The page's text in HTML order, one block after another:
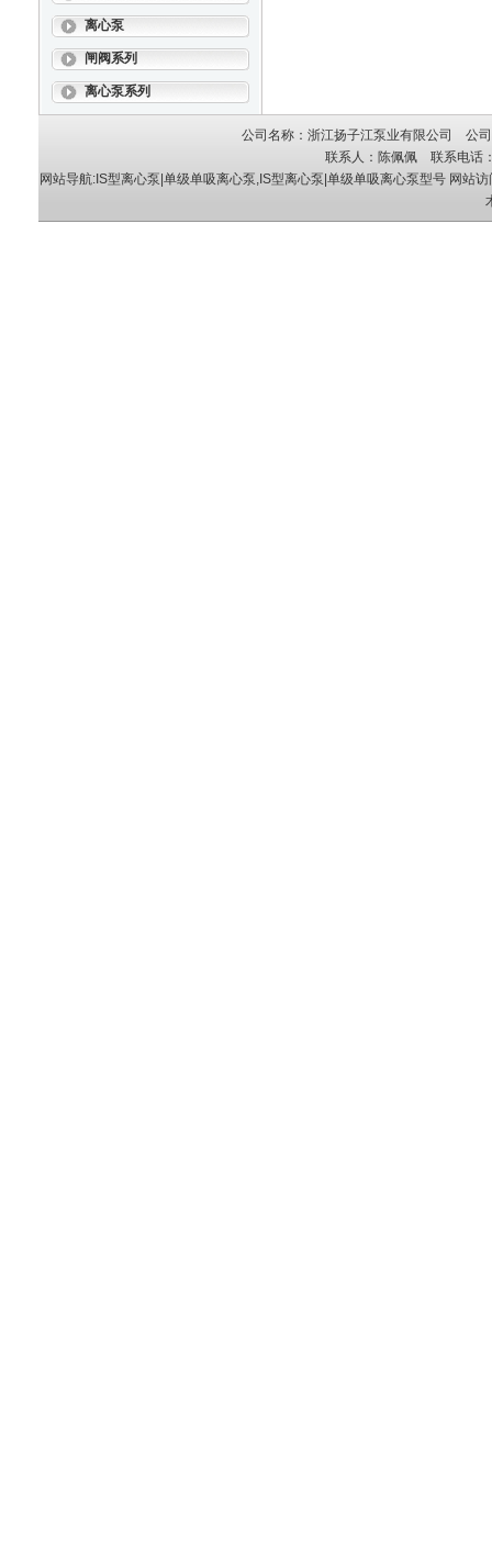
离心泵
闸阀系列
离心泵系列
公司名称：浙江扬子江泵业有限公司 公
联系人：陈佩佩 联系电话
网站导航:IS型离心泵|单级单吸离心泵,IS型离心泵|单级单吸离心泵型号 网站